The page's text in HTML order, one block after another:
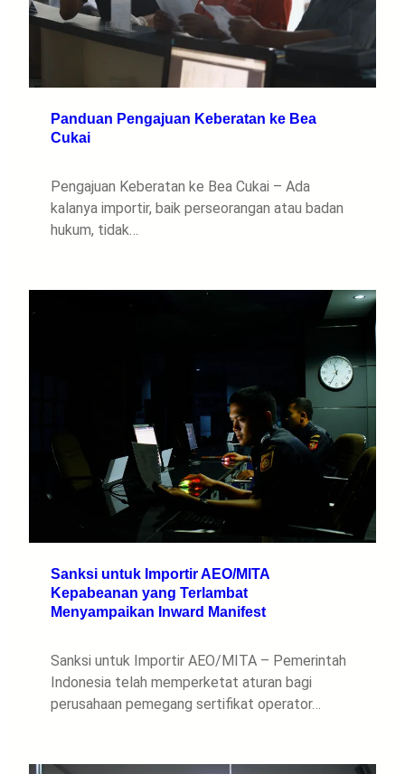
Panduan Pengajuan Keberatan ke Bea
Cukai
Pengajuan Keberatan ke Bea Cukai – Ada
kalanya importir, baik perseorangan atau badan
hukum, tidak…
Sanksi untuk Importir AEO/MITA
Kepabeanan yang Terlambat
Menyampaikan Inward Manifest
Sanksi untuk Importir AEO/MITA – Pemerintah
Indonesia telah memperketat aturan bagi
perusahaan pemegang sertifikat operator…